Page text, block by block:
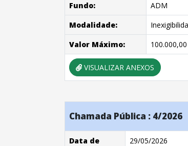
Fundo:
ADM
Modalidade:
Valor Máximo:
100.000,00
VISUALIZAR ANEXOS
Chamada Pública : 4/2026
Data de
29/05/2026